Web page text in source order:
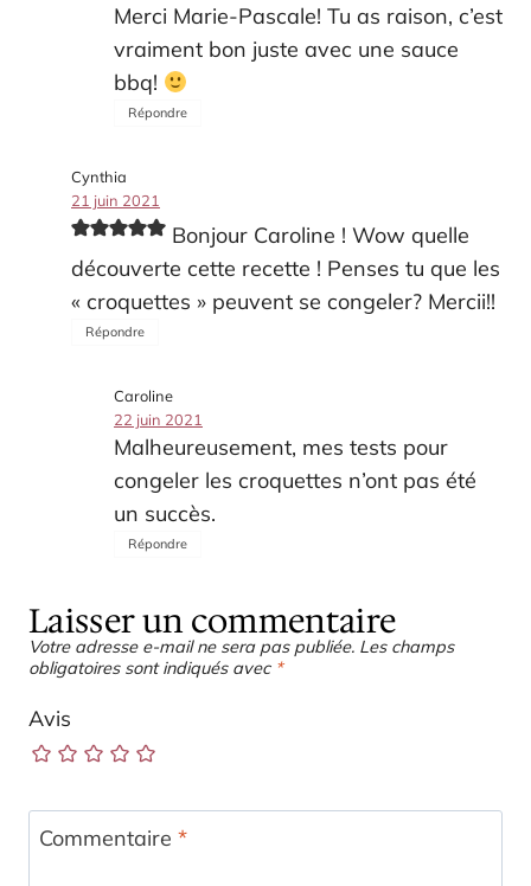
Merci Marie-Pascale! Tu as raison, c’est
vraiment bon juste avec une sauce
bbq!
Répondre
Cynthia
21 juin 2021
Bonjour Caroline ! Wow quelle
découverte cette recette ! Penses tu que les
« croquettes » peuvent se congeler? Mercii!!
Répondre
Caroline
22 juin 2021
Malheureusement, mes tests pour
congeler les croquettes n’ont pas été
un succès.
Répondre
Laisser un commentaire
Votre adresse e-mail ne sera pas publiée. Les champs
obligatoires sont indiqués avec *
Avis
Commentaire *